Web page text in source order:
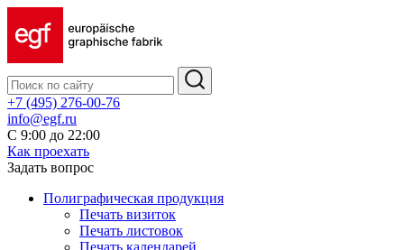
+7 (495) 276-00-76
info@egf.ru
С 9:00 до 22:00
Как проехать
Задать вопрос
Полиграфическая продукция
Печать визиток
Печать листовок
Печать календарей